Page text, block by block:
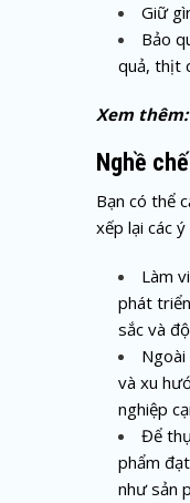
Giữ
Bảo
quả, thịt
Xem thêm:
Nghề
Bạn có thể
xếp lại các
Làm
phát
sắc và
và xu
nghiệp
Để
phẩm
như sản